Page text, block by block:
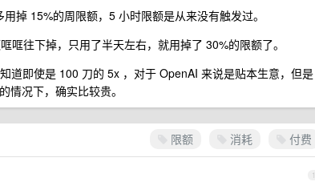
掉 15%的周限额，5 小时限额是从来没有触发过。
往下掉，只用了半天左右，就用掉了 30%的限额了。
道即使是 100 刀的 5x ，对于 OpenAI 来说是贴本生意，但是
情况下，确实比较贵。
限额 消耗 付费
1